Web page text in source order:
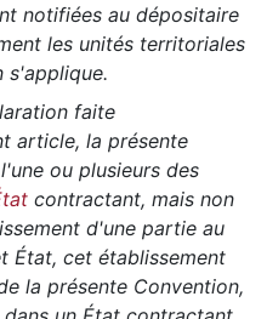
notifiées au dépositaire
les unités territoriales
s'applique.
faite
article, la présente
ou plusieurs des
contractant, mais non
d'une partie au
État, cet établissement
la présente Convention,